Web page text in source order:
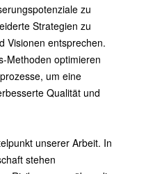
zu
Strategien zu
Visionen entsprechen.
Methoden optimieren
um eine
Qualität und
unserer Arbeit. In
stehen